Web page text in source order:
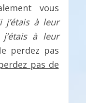
vous
j’étais à leur
à leur
perdez pas
pas de